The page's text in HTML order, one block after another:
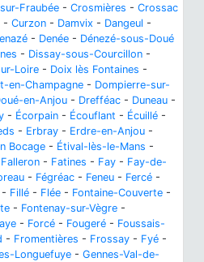
Fraubée - Crosmières - Crossac
- Curzon - Damvix - Dangeul -
- Denée - Dénezé-sous-Doué
- Dissay-sous-Courcillon -
Loire - Doix lès Fontaines -
en-Champagne - Dompierre-sur-
en-Anjou - Drefféac - Duneau -
- Écorpain - Écouflant - Écuillé -
- Erbray - Erdre-en-Anjou -
Bocage - Étival-lès-le-Mans -
Falleron - Fatines - Fay - Fay-de-
- Fégréac - Feneu - Fercé -
- Fillé - Flée - Fontaine-Couverte -
- Fontenay-sur-Vègre -
- Forcé - Fougeré - Foussais-
- Fromentières - Frossay - Fyé -
Longuefuye - Gennes-Val-de-